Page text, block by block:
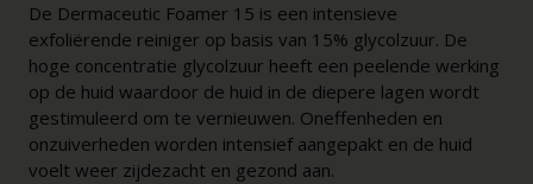
De Dermaceutic Foamer 15 is een intensieve
exfoliërende reiniger op basis van 15% glycolzuur. De
hoge concentratie glycolzuur heeft een peelende werking
op de huid waardoor de huid in de diepere lagen wordt
gestimuleerd om te vernieuwen. Oneffenheden en
onzuiverheden worden intensief aangepakt en de huid
voelt weer zijdezacht en gezond aan.